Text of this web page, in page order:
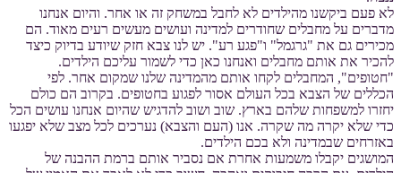
לא פעם ביקשנו מהילדים לא לחבל במשחק זה או אחר. והיום אנחנו
מדברים על מחבלים שחודרים למדינה ועושים מעשים רעים מאוד. הם
מכירים גם את "גרגמל" ו"פגע רע". יש לנו צבא חזק שיודע בדיוק כיצד
להכיר את אותם מחבלים ואנחנו כאן כדי לשמור עליכם הילדים.
"חטופים", המחבלים לקחו אותם מהמדינה שלנו שמקום אחר. לפי
הכללים של הצבא בכל העולם אסור לפגוע בחטופים. בקרוב הם כולם
יחזרו למשפחות שלהם בארץ. שוב ושוב להדגיש שהיום אנחנו עושים הכל
כדי שלא יקרה מה שקרה. אנו (העם והצבא) נערכים לכל מצב שלא יפגעו
באזרחים שבמדינה ולא בכם הילדים.
המושגים יקבלו משמעות אחרת אם נסביר אותם ברמת ההבנה של